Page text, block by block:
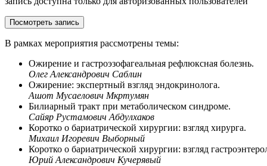
Посмотреть запись
В рамках мероприятия рассмотрены темы:
Ожирение и гастроэзофагеальная рефлюксная болезнь.
Олег Александрович Саблин
Ожирение: экспертный взгляд эндокринолога.
Ашот Мусаелович Мкртумян
Билиарный тракт при метаболическом синдроме.
Сайяр Рустамович Абдулхаков
Коротко о бариатрической хирургии: взгляд хирурга.
Михаил Игоревич Выборный
Коротко о бариатрической хирургии: взгляд
Юрий Александрович Кучерявый